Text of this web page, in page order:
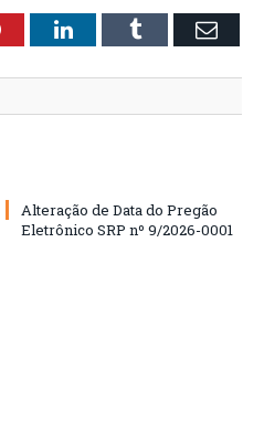
PinterestLinkedInTumblr Email
Alteração de Data do Pregão
Eletrônico SRP nº 9/2026-0001